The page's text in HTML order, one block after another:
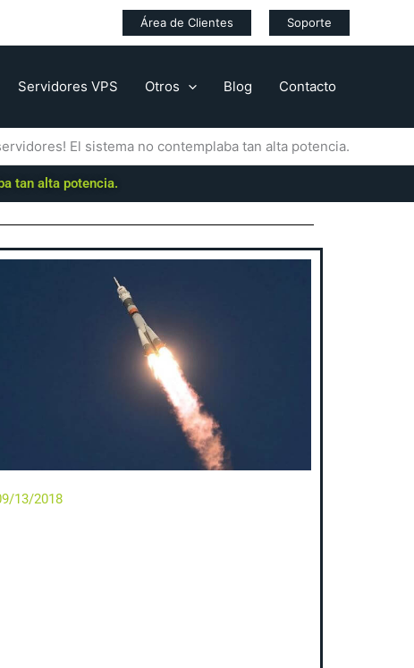
Área de Clientes Soporte
Servidores VPS Otros Blog Contacto
El sistema no contemplaba tan alta potencia.
tan alta potencia.
13/2018